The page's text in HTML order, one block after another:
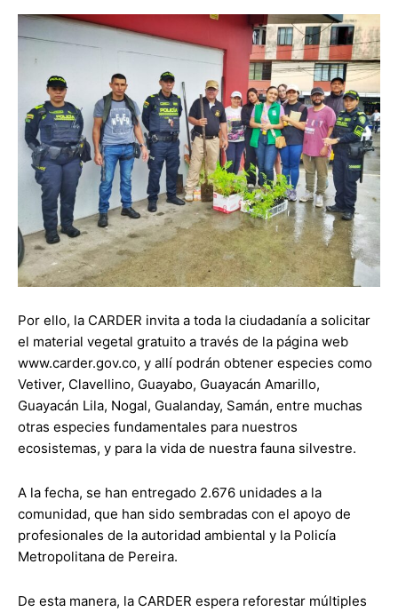
Por ello, la CARDER invita a toda la ciudadanía a solicitar
el material vegetal gratuito a través de la página web
www.carder.gov.co, y allí podrán obtener especies como
Vetiver, Clavellino, Guayabo, Guayacán Amarillo,
Guayacán Lila, Nogal, Gualanday, Samán, entre muchas
otras especies fundamentales para nuestros
ecosistemas, y para la vida de nuestra fauna silvestre.
A la fecha, se han entregado 2.676 unidades a la
comunidad, que han sido sembradas con el apoyo de
profesionales de la autoridad ambiental y la Policía
Metropolitana de Pereira.
De esta manera, la CARDER espera reforestar múltiples